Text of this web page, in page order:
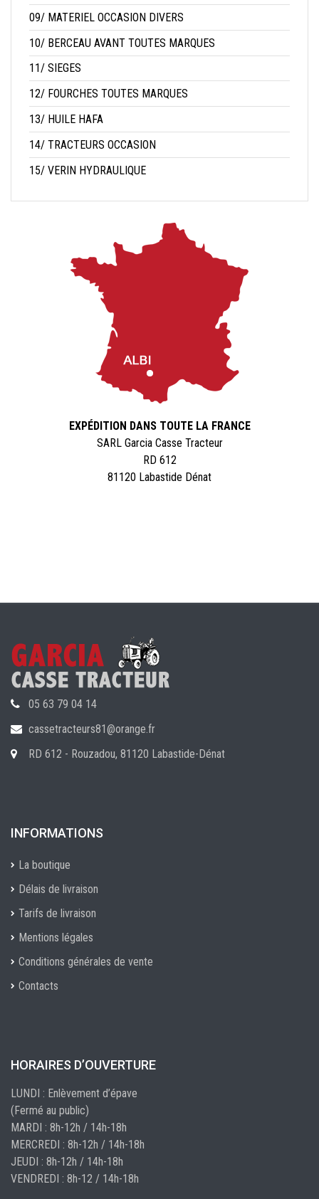
09/ MATERIEL OCCASION DIVERS
10/ BERCEAU AVANT TOUTES MARQUES
11/ SIEGES
12/ FOURCHES TOUTES MARQUES
13/ HUILE HAFA
14/ TRACTEURS OCCASION
15/ VERIN HYDRAULIQUE
EXPÉDITION DANS TOUTE LA FRANCE
SARL Garcia Casse Tracteur
RD 612
81120 Labastide Dénat
05 63 79 04 14
cassetracteurs81@orange.fr
RD 612 - Rouzadou, 81120 Labastide-Dénat
INFORMATIONS
La boutique
Délais de livraison
Tarifs de livraison
Mentions légales
Conditions générales de vente
Contacts
HORAIRES D’OUVERTURE
LUNDI : Enlèvement d’épave
(Fermé au public)
MARDI : 8h-12h / 14h-18h
MERCREDI : 8h-12h / 14h-18h
JEUDI : 8h-12h / 14h-18h
VENDREDI : 8h-12 / 14h-18h